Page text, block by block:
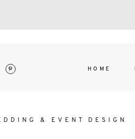
HOME
& EVENT DESIGN